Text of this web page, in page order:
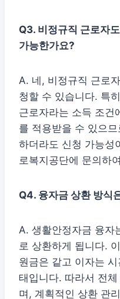
Q3. 비정규직 근로자
가능한가요?
A. 네, 비정규직 근로
청할 수 있습니다. 특
근로자라는 소득 조건
를 적용받을 수 있으
하더라도 신청 가능성
로복지공단에 문의하
Q4. 융자금 상환 방식
A. 생활안정자금 융자
로 상환하게 됩니다.
원금은 같고 이자는
태입니다. 따라서 전
며, 계획적인 상환 관